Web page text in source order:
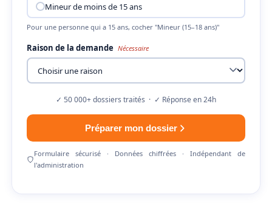
Mineur de moins de 15 ans
Pour une personne qui a 15 ans, cocher "Mineur (15–18 ans)"
Raison de la demande Nécessaire
✓ 50 000+ dossiers traités · ✓ Réponse en 24h
Préparer mon dossier
Formulaire sécurisé · Données chiffrées · Indépendant de
l'administration